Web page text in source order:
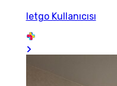
letgo Kullanıcısı